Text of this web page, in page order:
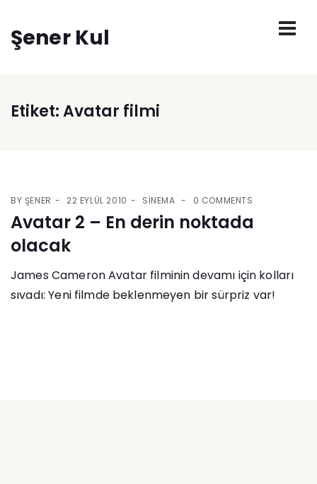
Şener Kul
Etiket:Avatar filmi
BY ŞENER 22 EYLÜL 2010 SINEMA 0 COMMENTS
Avatar 2 – En derin noktada
olacak
James Cameron Avatar filminin devamı için kolları
sıvadı: Yeni filmde beklenmeyen bir sürpriz var!